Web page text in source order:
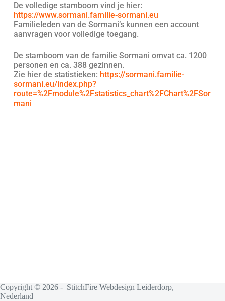
De volledige stamboom vind je hier:
https://www.sormani.familie-sormani.eu
Familieleden van de Sormani’s kunnen een account
aanvragen voor volledige toegang.
De stamboom van de familie Sormani omvat ca. 1200
personen en ca. 388 gezinnen.
Zie hier de statistieken: https://sormani.familie-
sormani.eu/index.php?
route=%2Fmodule%2Fstatistics_chart%2FChart%2FSor
mani
Copyright © 2026 - StitchFire Webdesign Leiderdorp,
Nederland